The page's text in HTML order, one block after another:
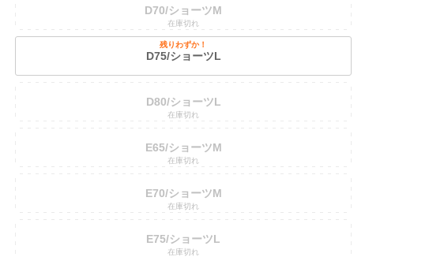
D70/ショーツM
在庫切れ
D75/ショーツL
残りわずか！
D80/ショーツL
在庫切れ
E65/ショーツM
在庫切れ
E70/ショーツM
在庫切れ
E75/ショーツL
在庫切れ